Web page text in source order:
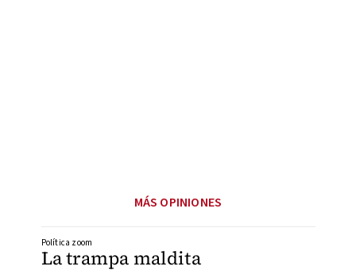
MÁS OPINIONES
La trampa maldita
Política zoom